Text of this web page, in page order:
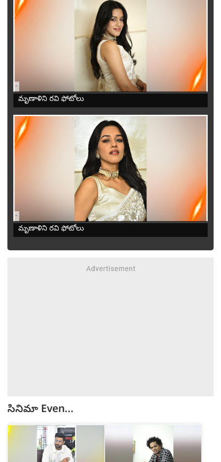
-
మృణాళిని రవి ఫోటోలు
-
మృణాళిని రవి ఫోటోలు
సినిమా Even...